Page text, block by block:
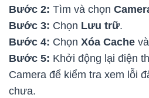
Bước 2: Tìm và chọn
Bước 3: Chọn Lưu trữ.
Bước 4: Chọn Xóa Cache và
Bước 5: Khởi động lại điện
Camera để kiểm tra xem lỗi
chưa.